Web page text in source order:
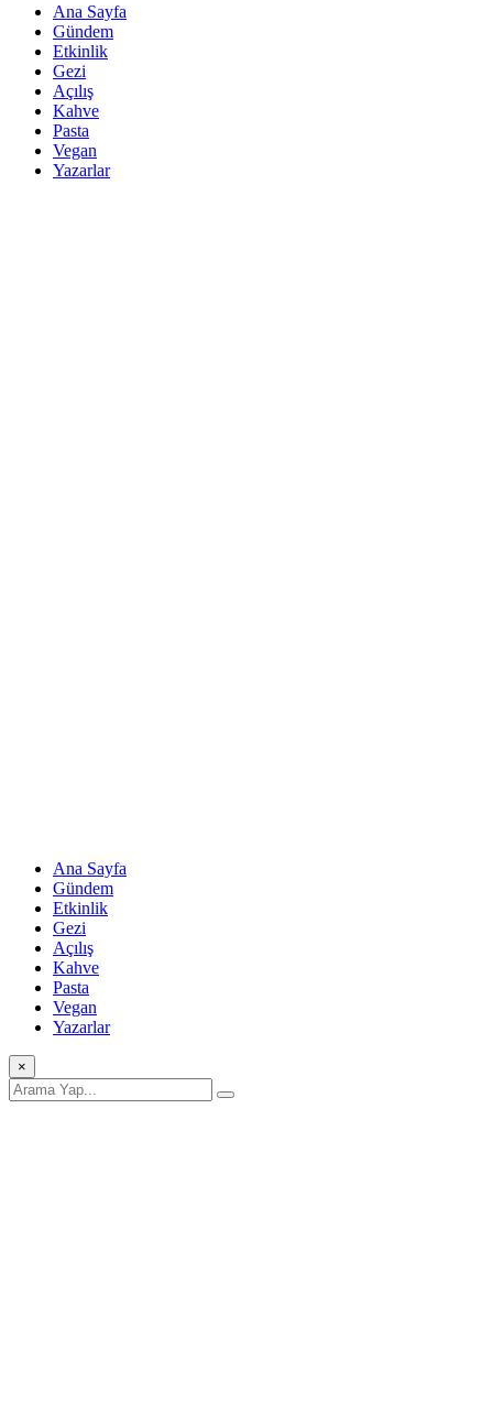
Ana Sayfa
Gündem
Etkinlik
Gezi
Açılış
Kahve
Pasta
Vegan
Yazarlar
Ana Sayfa
Gündem
Etkinlik
Gezi
Açılış
Kahve
Pasta
Vegan
Yazarlar
×